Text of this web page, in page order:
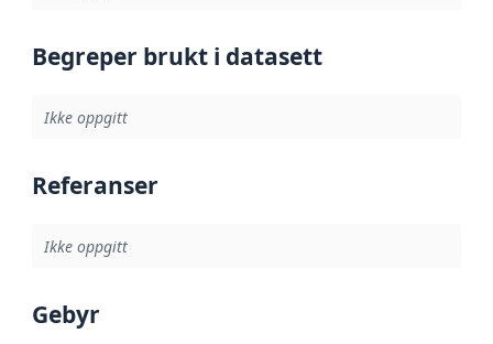
Begreper brukt i datasett
Ikke oppgitt
Referanser
Ikke oppgitt
Gebyr